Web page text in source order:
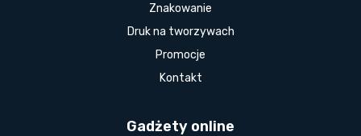
Znakowanie
Druk na tworzywach
Promocje
Kontakt
Gadżety online